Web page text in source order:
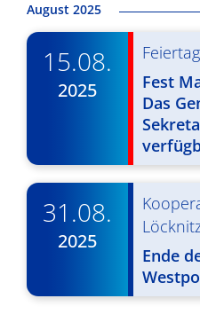
August 2025
15.08.
2025
Fest
Das
31.08.
2025
Ende